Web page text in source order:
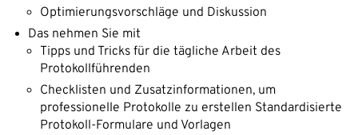
Optimierungsvorschläge und Diskussion
Das nehmen Sie mit
Tipps und Tricks für die tägliche Arbeit des
Protokollführenden
Checklisten und Zusatzinformationen, um
professionelle Protokolle zu erstellen Standardisierte
Protokoll-Formulare und Vorlagen